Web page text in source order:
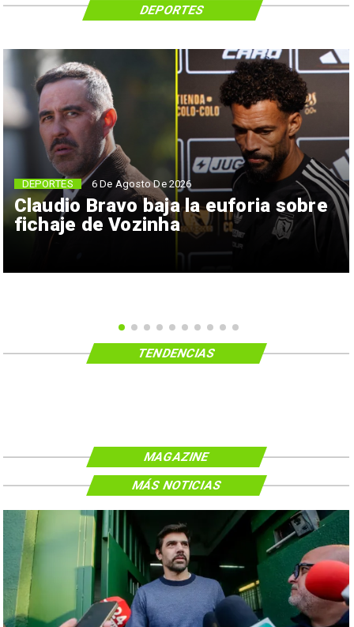
Claudio Bravo baja la euforia sobre
fichaje de Vozinha
DEPORTES 6 De Agosto De 2026
DEPORTES
TENDENCIAS
MAGAZINE
MÁS NOTICIAS